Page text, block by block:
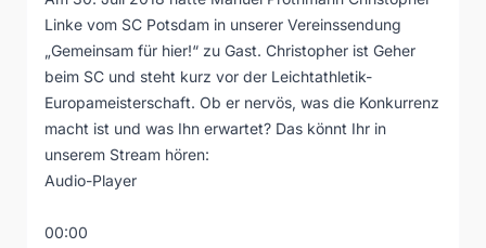
Linke vom SC Potsdam in unserer Vereinssendung
„Gemeinsam für hier!“ zu Gast. Christopher ist Geher
beim SC und steht kurz vor der Leichtathletik-
Europameisterschaft. Ob er nervös, was die Konkurrenz
macht ist und was Ihn erwartet? Das könnt Ihr in
unserem Stream hören:
Audio-Player
00:00